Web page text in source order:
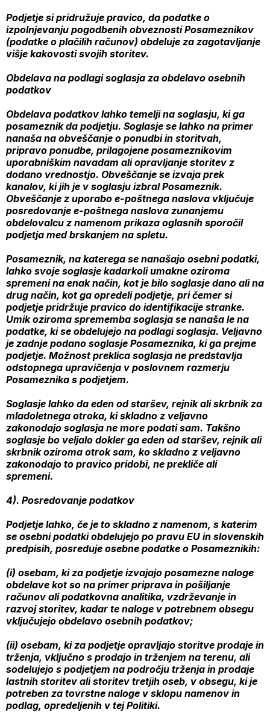
Podjetje si pridružuje pravico, da podatke o
izpolnjevanju pogodbenih obveznosti Posameznikov
(podatke o plačilih računov) obdeluje za zagotavljanje
višje kakovosti svojih storitev.
Obdelava na podlagi soglasja za obdelavo osebnih
podatkov
Obdelava podatkov lahko temelji na soglasju, ki ga
posameznik da podjetju. Soglasje se lahko na primer
nanaša na obveščanje o ponudbi in storitvah,
pripravo ponudbe, prilagojene posameznikovim
uporabniškim navadam ali opravljanje storitev z
dodano vrednostjo. Obveščanje se izvaja prek
kanalov, ki jih je v soglasju izbral Posameznik.
Obveščanje z uporabo e-poštnega naslova vključuje
posredovanje e-poštnega naslova zunanjemu
obdelovalcu z namenom prikaza oglasnih sporočil
podjetja med brskanjem na spletu.
Posameznik, na katerega se nanašajo osebni podatki,
lahko svoje soglasje kadarkoli umakne oziroma
spremeni na enak način, kot je bilo soglasje dano ali na
drug način, kot ga opredeli podjetje, pri čemer si
podjetje pridržuje pravico do identifikacije stranke.
Umik oziroma sprememba soglasja se nanaša le na
podatke, ki se obdelujejo na podlagi soglasja. Veljavno
je zadnje podano soglasje Posameznika, ki ga prejme
podjetje. Možnost preklica soglasja ne predstavlja
odstopnega upravičenja v poslovnem razmerju
Posameznika s podjetjem.
Soglasje lahko da eden od staršev, rejnik ali skrbnik za
mladoletnega otroka, ki skladno z veljavno
zakonodajo soglasja ne more podati sam. Takšno
soglasje bo veljalo dokler ga eden od staršev, rejnik ali
skrbnik oziroma otrok sam, ko skladno z veljavno
zakonodajo to pravico pridobi, ne prekliče ali
spremeni.
4). Posredovanje podatkov
Podjetje lahko, če je to skladno z namenom, s katerim
se osebni podatki obdelujejo po pravu EU in slovenskih
predpisih, posreduje osebne podatke o Posameznikih:
(i) osebam, ki za podjetje izvajajo posamezne naloge
obdelave kot so na primer priprava in pošiljanje
računov ali podatkovna analitika, vzdrževanje in
razvoj storitev, kadar te naloge v potrebnem obsegu
vključujejo obdelavo osebnih podatkov;
(ii) osebam, ki za podjetje opravljajo storitve prodaje in
trženja, vključno s prodajo in trženjem na terenu, ali
sodelujejo s podjetjem na področju trženja in prodaje
lastnih storitev ali storitev tretjih oseb, v obsegu, ki je
potreben za tovrstne naloge v sklopu namenov in
podlag, opredeljenih v tej Politiki.